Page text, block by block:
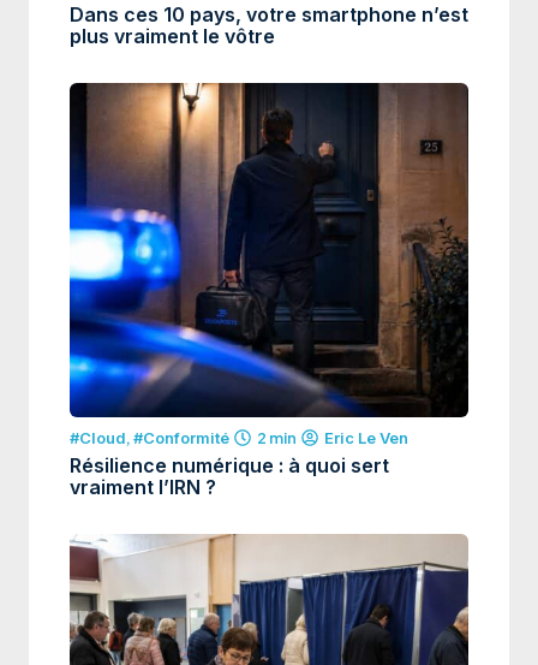
Dans ces 10 pays, votre smartphone n’est
plus vraiment le vôtre
#Cloud,#Conformité 2 min Eric Le Ven
Résilience numérique : à quoi sert
vraiment l’IRN ?